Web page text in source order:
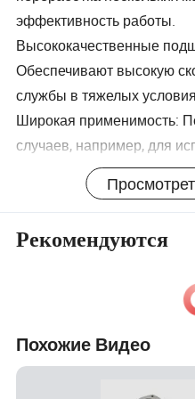
эффективность работы.
Высококачественные
Обеспечивают высокую
службы в тяжелых
Широкая применимость:
случаев, например, для
подъемными механизмами
Конструкция и
обеспечивает надежную
мотовила важно избегать
проверять состояние
поддерживать чистоту и
рабочие процедуры.
спецификации в
Рекомендуются
Похожие Видео